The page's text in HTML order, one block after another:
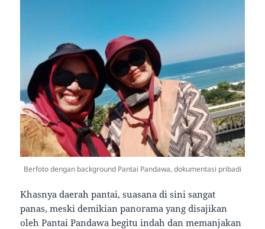
Berfoto dengan background Pantai Pandawa, dokumentasi pribadi
Khasnya daerah pantai, suasana di sini sangat
panas, meski demikian panorama yang disajikan
oleh Pantai Pandawa begitu indah dan memanjakan